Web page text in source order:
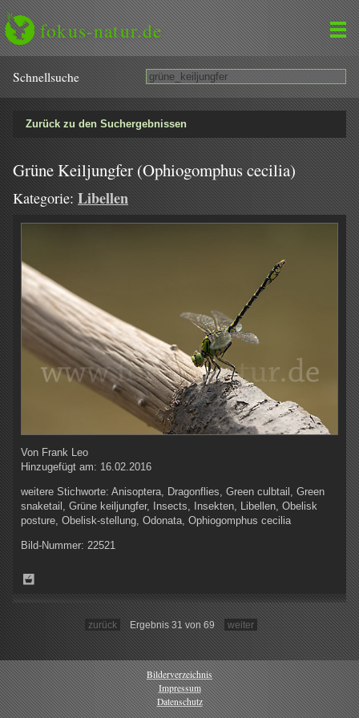
fokus-natur.de
Schnell­suche
Zurück zu den Suchergebnissen
Grüne Keiljungfer (Ophiogomphus cecilia)
Kategorie: Libellen
Von Frank Leo
Hinzugefügt am: 16.02.2016
weitere Stichworte: Anisoptera, Dragonflies, Green culbtail, Green
snaketail, Grüne keiljungfer, Insects, Insekten, Libellen, Obelisk
posture, Obelisk-stellung, Odonata, Ophiogomphus cecilia
Bild-Nummer: 22521
zurück Ergebnis 31 von 69 weiter
Bilderverzeichnis
Impressum
Datenschutz